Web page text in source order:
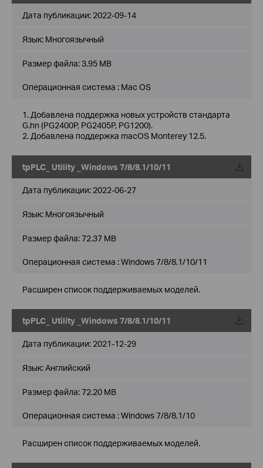
Дата публикации: 2022-09-14
Язык: Многоязычный
Размер файла:3.95 MB
Операционная система : Mac OS
1. Добавлена поддержка новых устройств стандарта
G.hn (PG2400P, PG2405P, PG1200).
2. Добавлена поддержка macOS Monterey 12.5.
tpPLC_ Utility _Windows 7/8/8.1/10/11
Дата публикации: 2022-06-27
Язык: Многоязычный
Размер файла:72.37 MB
Операционная система : Windows 7/8/8.1/10/11
Расширен список поддерживаемых моделей.
tpPLC_ Utility _Windows 7/8/8.1/10/11
Дата публикации: 2021-12-29
Язык:Английский
Размер файла:72.20 MB
Операционная система : Windows 7/8/8.1/10
Расширен список поддерживаемых моделей.